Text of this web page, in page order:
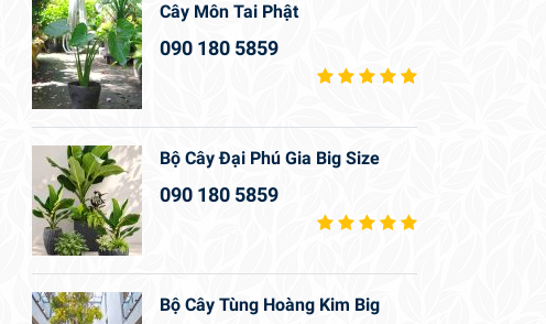
Cây Môn Tai Phật
090 180 5859
Bộ Cây Đại Phú Gia Big Size
090 180 5859
Bộ Cây Tùng Hoàng Kim Big